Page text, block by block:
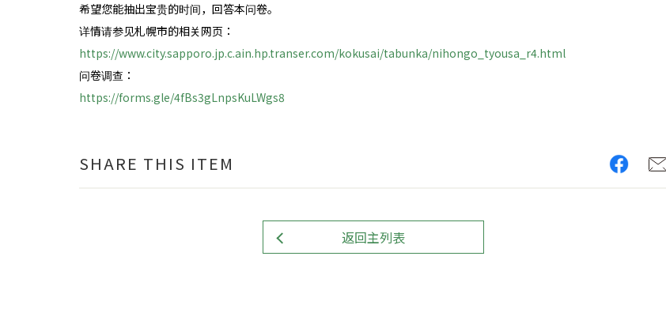
希望您能抽出宝贵的时间，回答本问卷。
详情请参见札幌市的相关网页：
https://www.city.sapporo.jp.c.ain.hp.transer.com/kokusai/tabunka/nihongo_tyousa_r4.html
问卷调查：
https://forms.gle/4fBs3gLnpsKuLWgs8
SHARE THIS ITEM
返回主列表